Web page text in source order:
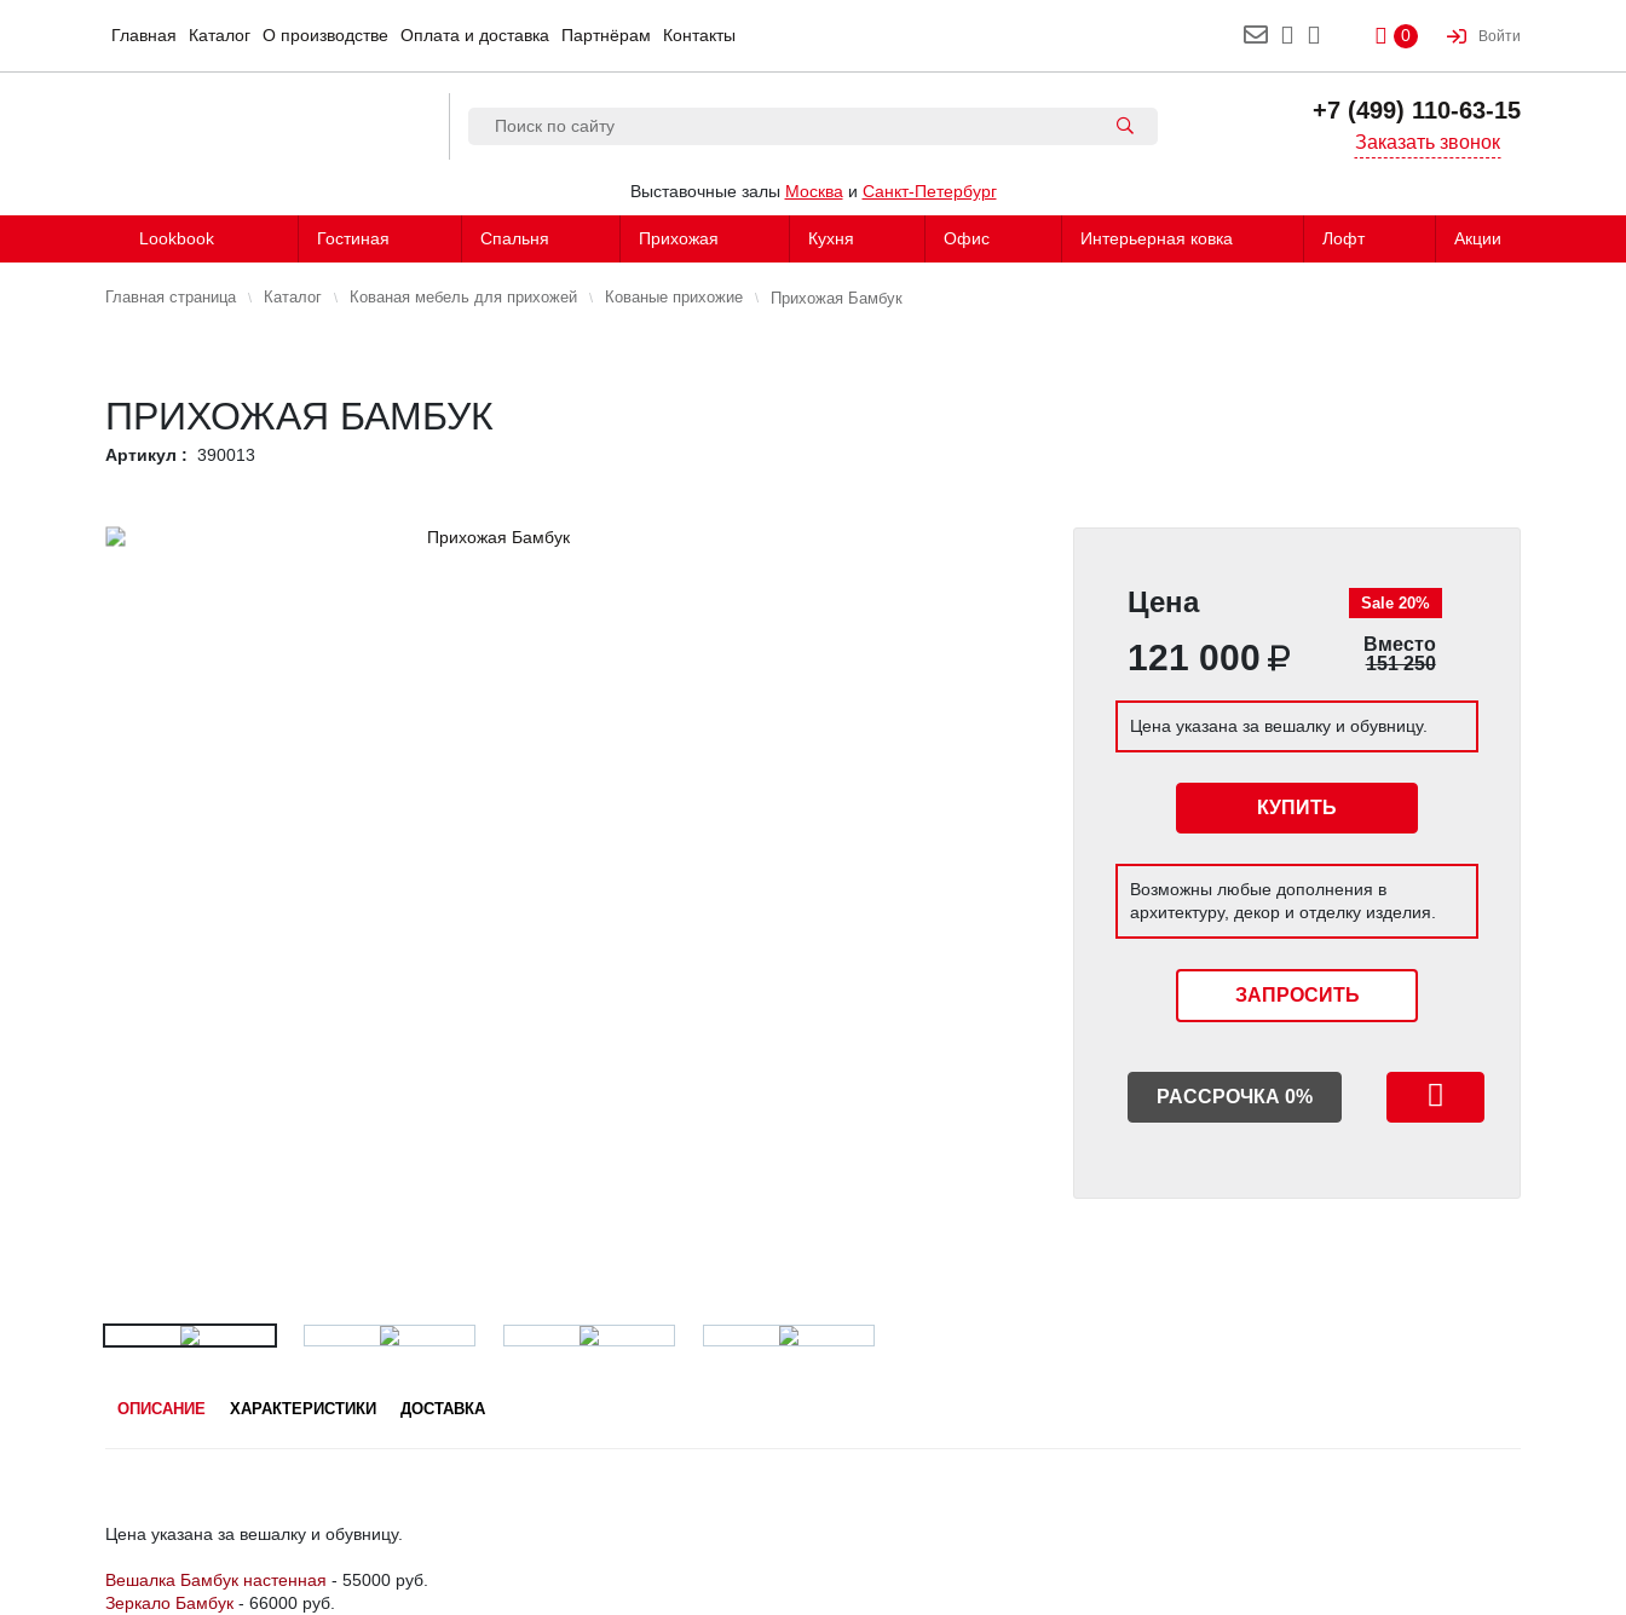
Главная Каталог О производстве Оплата и доставка Партнёрам Контакты 0 Войти
+7 (499) 110-63-15
Заказать звонок
Выставочные залы Москва и Санкт-Петербург
Lookbook Гостиная Спальня Прихожая Кухня Офис Интерьерная ковка Лофт Акции
Главная страница Каталог Кованая мебель для прихожей Кованые прихожие Прихожая Бамбук
ПРИХОЖАЯ БАМБУК
Артикул : 390013
Цена
121 000
Sale 20%
Вместо
151 250
Цена указана за вешалку и обувницу.
КУПИТЬ
Возможны любые дополнения в
архитектуру, декор и отделку изделия.
ЗАПРОСИТЬ
РАССРОЧКА 0%
ОПИСАНИЕ ХАРАКТЕРИСТИКИ ДОСТАВКА
Цена указана за вешалку и обувницу.
Вешалка Бамбук настенная - 55000 руб.
Зеркало Бамбук - 66000 руб.